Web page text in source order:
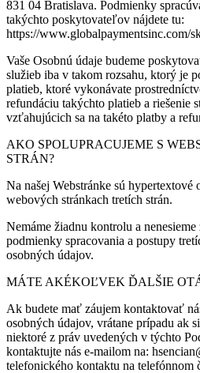
831 04 Bratislava. Podmienky
takýchto poskytovateľov nájdete tu:
https://www.globalpaymentsinc.com/
Vaše Osobnú údaje budeme
služieb iba v takom rozsahu, ktorý je
platieb, ktoré vykonávate
refundáciu takýchto platieb a riešenie
vzťahujúcich sa na takéto platby a
AKO SPOLUPRACUJEME S
STRÁN?
Na našej Webstránke sú hypertextové
webových stránkach tretích strán.
Nemáme žiadnu kontrolu a
podmienky spracovania a postupy
osobných údajov.
MÁTE AKÉKOĽVEK ĎALŠIE
Ak budete mať záujem kontaktovať
osobných údajov, vrátane prípadu ak
niektoré z práv uvedených v týchto
kontaktujte nás e-mailom na:
telefonického kontaktu na telefónnom